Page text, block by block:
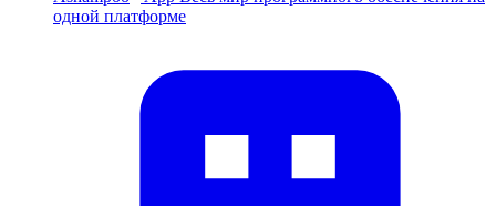
одной платформе